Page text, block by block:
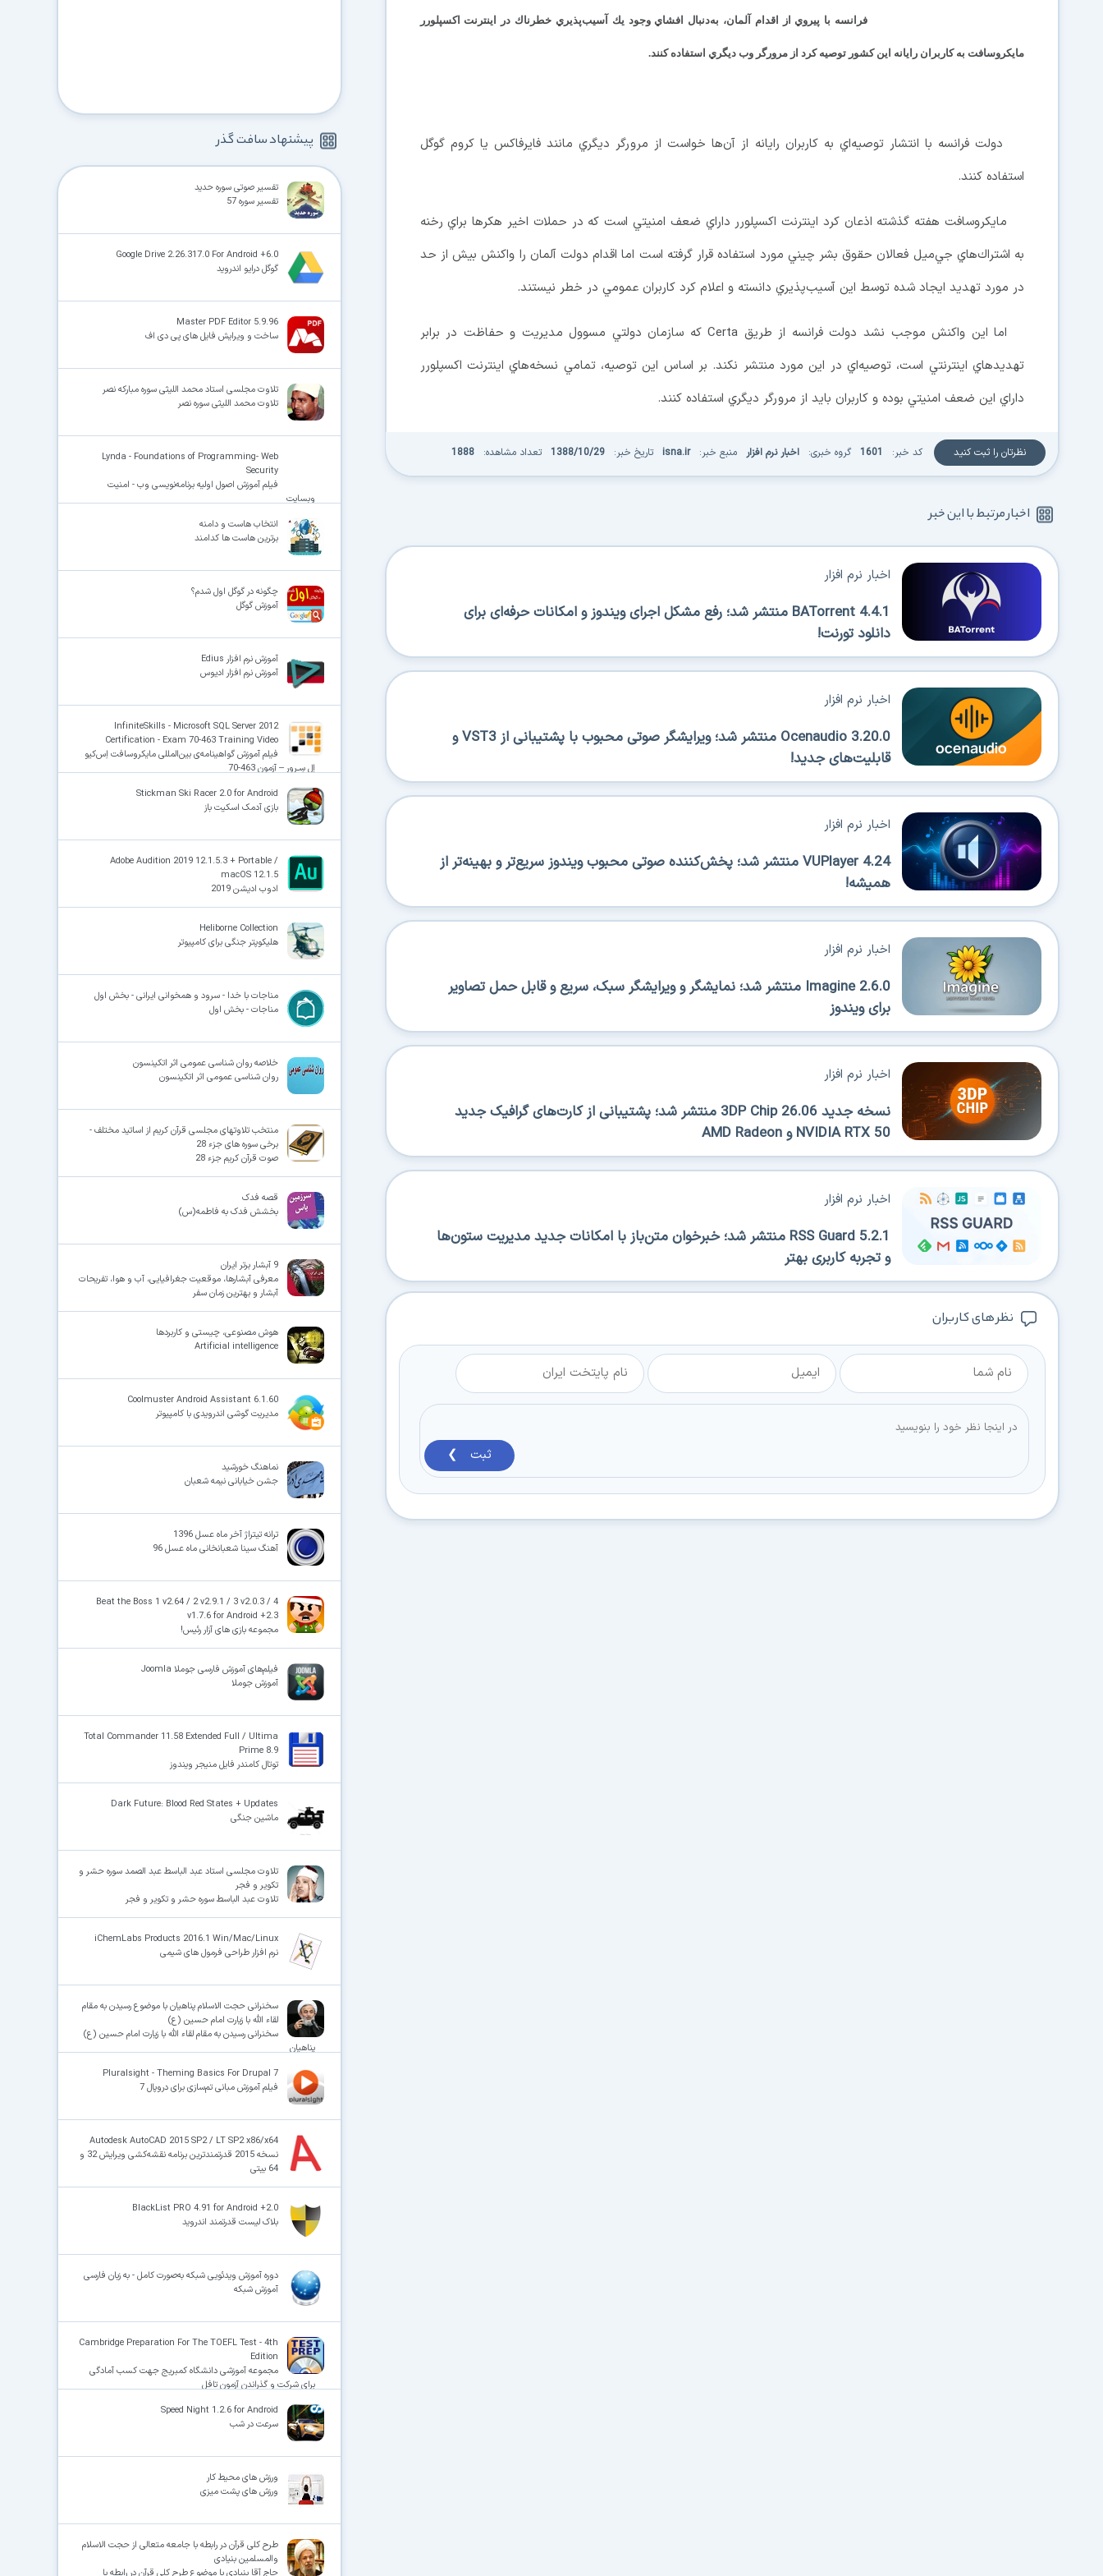
فرانسه با پيروي از اقدام آلمان، به‌دنبال افشاي وجود يك آسيب‌پذيري خطرناك در اينترنت اكسپلورر
مايكروسافت به كاربران رايانه اين كشور توصيه كرد از مرورگر وب ديگري استفاده كنند.
دولت فرانسه با انتشار توصيه‌اي به كاربران رايانه از آن‌ها خواست از مرورگر ديگري مانند فايرفاكس يا كروم گوگل
استفاده كنند.
مايكروسافت هفته گذشته اذعان كرد اينترنت اكسپلورر داراي ضعف امنيتي است كه در حملات اخير هكرها براي رخنه
به اشتراك‌هاي جي‌ميل فعالان حقوق بشر چيني مورد استفاده قرار گرفته است اما اقدام دولت آلمان را واكنش بيش از حد
در مورد تهديد ايجاد شده توسط اين آسيب‌پذيري دانسته و اعلام كرد كاربران عمومي در خطر نيستند.
اما اين واكنش موجب نشد دولت فرانسه از طريق Certa كه سازمان دولتي مسوول مديريت و حفاظت در برابر
تهديدهاي اينترنتي است، توصيه‌اي در اين مورد منتشر نكند. بر اساس اين توصيه، تمامي نسخه‌هاي اينترنت اكسپلورر
داراي اين ضعف امنيتي بوده و كاربران بايد از مرورگر ديگري استفاده كنند.
نظرتان را ثبت کنید کد خبر: 1601 گروه خبری: اخبار نرم افزار منبع خبر: isna.ir تاریخ خبر: 1388/10/29 تعداد مشاهده: 1888
اخبار مرتبط با این خبر
BATorrent 4.4.1 منتشر شد؛ رفع مشکل اجرای ویندوز و امکانات حرفه‌ای برای
دانلود تورنت!
اخبار نرم افزار
Ocenaudio 3.20.0 منتشر شد؛ ویرایشگر صوتی محبوب با پشتیبانی از VST3 و
قابلیت‌های جدید!
اخبار نرم افزار
VUPlayer 4.24 منتشر شد؛ پخش‌کننده صوتی محبوب ویندوز سریع‌تر و بهینه‌تر از
همیشه!
اخبار نرم افزار
Imagine 2.6.0 منتشر شد؛ نمایشگر و ویرایشگر سبک، سریع و قابل حمل تصاویر
برای ویندوز
اخبار نرم افزار
نسخه جدید 3DP Chip 26.06 منتشر شد؛ پشتیبانی از کارت‌های گرافیک جدید
NVIDIA RTX 50 و AMD Radeon
اخبار نرم افزار
RSS Guard 5.2.1 منتشر شد؛ خبرخوان متن‌باز با امکانات جدید مدیریت ستون‌ها
و تجربه کاربری بهتر
اخبار نرم افزار
نظر های کاربران
ثبت ❯
پیشنهاد سافت گذر
تفسیر صوتی سوره حدید
تفسیر سوره 57
Google Drive 2.26.317.0 For Android +6.0
گوگل درایو اندروید
Master PDF Editor 5.9.96
ساخت و ویرایش فایل های پی دی اف
تلاوت مجلسی استاد محمد اللیثی سوره مبارکه نصر
تلاوت محمد اللیثی سوره نصر
Lynda - Foundations of Programming- Web
Security
فیلم آموزش اصول اولیه برنامه‌نویسی وب - امنیت
وبسایت
انتخاب هاست و دامنه
برترین هاست ها کدامند
چگونه در گوگل اول شدم؟
آموزش گوگل
آموزش نرم افزار Edius
آموزش نرم افزار ادیوس
InfiniteSkills - Microsoft SQL Server 2012
Certification - Exam 70-463 Training Video
فیلم آموزش گواهینامه‌ی بین‌المللی مایکروسافت اِس‌کیو
اِل سِـروِر – آزمون 463-70
Stickman Ski Racer 2.0 for Android
بازی آدمک اسکیت باز
Adobe Audition 2019 12.1.5.3 + Portable /
macOS 12.1.5
ادوب ادیشن 2019
Heliborne Collection
هلیکوپتر جنگی برای کامپیوتر
مناجات با خدا - سرود و همخوانی ایرانی - بخش اول
مناجات - بخش اول
خلاصه روان شناسی عمومی اثر اتکینسون
روان شناسی عمومی اثر اتکینسون
منتخب تلاوتهای مجلسی قرآن کریم از اساتید مختلف -
برخی سوره های جزء 28
صوت قرآن کریم جزء 28
قصه فدک
بخشش فدک به فاطمه(س)
9 آبشار برتر ایران
معرفی آبشار‌ها، موقعیت جغرافیایی، آب و هوا، تفریحات
آبشار و بهترین زمان سفر
هوش مصنوعی، چیستی و کاربردها
Artificial intelligence
Coolmuster Android Assistant 6.1.60
مدیریت گوشی اندرویدی با کامپیوتر
نماهنگ خورشید
جشن خیابانی نیمه شعبان
ترانه تیتراژ آخر ماه عسل 1396
آهنگ سینا شعبانخانی ماه عسل 96
Beat the Boss 1 v2.64 / 2 v2.9.1 / 3 v2.0.3 / 4
v1.7.6 for Android +2.3
مجموعه بازی های آزار رئیس!
فیلم‌های آموزش فارسی جوملا Joomla
آموزش جوملا
Total Commander 11.58 Extended Full / Ultima
Prime 8.9
توتال کامندر فایل منیجر ویندوز
Dark Future: Blood Red States + Updates
ماشین جنگی
تلاوت مجلسی استاد عبد الباسط عبد الصمد سوره حشر و
تکویر و فجر
تلاوت عبد الباسط سوره حشر و تکویر و فجر
iChemLabs Products 2016.1 Win/Mac/Linux
نرم افزار طراحی فرمول های شیمی
سخنرانی حجت الاسلام پناهیان با موضوع رسیدن به مقام
لقاء الله با زیارت امام حسین (ع)
سخنرانی رسیدن به مقام لقاء الله با زیارت امام حسین (ع)
پناهیان
Pluralsight - Theming Basics For Drupal 7
فیلم آموزش مبانی تم‌سازی برای دروپال 7
Autodesk AutoCAD 2015 SP2 / LT SP2 x86/x64
نسخه 2015 قدرتمندترین برنامه نقشه‌کشی ویرایش 32 و
BlackList PRO 4.91 for Android +2.0
بلاک لیست قدرتمند اندروید
دوره آموزش ویدئویی شبکه به‌صورت کامل - به زبان فارسی
آموزش شبکه
Cambridge Preparation For The TOEFL Test - 4th
Edition
مجموعه آموزشی دانشگاه کمبریج جهت کسب آمادگی
برای شرکت و گذراندن آزمون تافل
Speed Night 1.2.6 for Android
سرعت در شب
ورزش های محیط کار
ورزش های پشت میزی
طرح کلی قرآن در رابطه با جامعه متعالی از حجت الاسلام
والمسلمین بنیادی
حاج آقا بنیادی با موضوع طرح کلی قرآن در رابطه با